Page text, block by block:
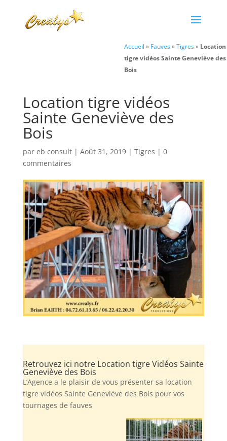
Accueil » Fauves»Tigres» Location
tigre vidéos Sainte Geneviève des
Bois
Location tigre vidéos
Sainte Geneviève des
Bois
par eb consult| Août 31, 2019| Tigres | 0
commentaires
Retrouvez ici notre Location tigre Vidéos Sainte
Geneviève des Bois
L’Agence a le plaisir de vous présenter sa location
tigre vidéos Sainte Geneviève des Bois pour vos
tournages de fauves